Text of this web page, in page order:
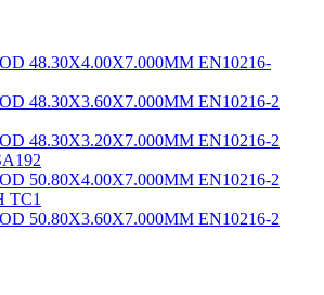
48.30X4.00X7.000MM EN10216-
48.30X3.60X7.000MM EN10216-2
48.30X3.20X7.000MM EN10216-2
50.80X4.00X7.000MM EN10216-2
TC1
50.80X3.60X7.000MM EN10216-2